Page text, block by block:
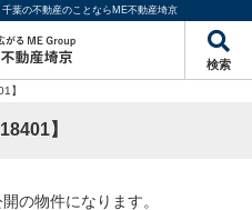
葉の不動産のことならME不動産埼京
検索
】
】
の物件になります。